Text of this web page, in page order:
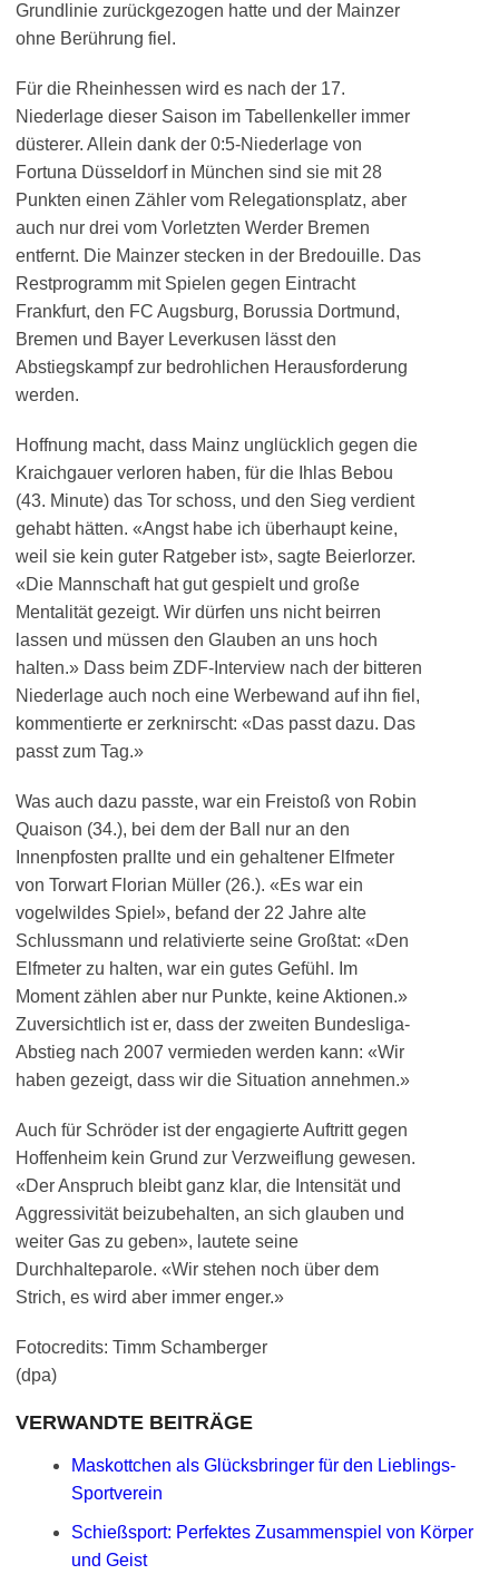
Grundlinie zurückgezogen hatte und der Mainzer
ohne Berührung fiel.
Für die Rheinhessen wird es nach der 17.
Niederlage dieser Saison im Tabellenkeller immer
düsterer. Allein dank der 0:5-Niederlage von
Fortuna Düsseldorf in München sind sie mit 28
Punkten einen Zähler vom Relegationsplatz, aber
auch nur drei vom Vorletzten Werder Bremen
entfernt. Die Mainzer stecken in der Bredouille. Das
Restprogramm mit Spielen gegen Eintracht
Frankfurt, den FC Augsburg, Borussia Dortmund,
Bremen und Bayer Leverkusen lässt den
Abstiegskampf zur bedrohlichen Herausforderung
werden.
Hoffnung macht, dass Mainz unglücklich gegen die
Kraichgauer verloren haben, für die Ihlas Bebou
(43. Minute) das Tor schoss, und den Sieg verdient
gehabt hätten. «Angst habe ich überhaupt keine,
weil sie kein guter Ratgeber ist», sagte Beierlorzer.
«Die Mannschaft hat gut gespielt und große
Mentalität gezeigt. Wir dürfen uns nicht beirren
lassen und müssen den Glauben an uns hoch
halten.» Dass beim ZDF-Interview nach der bitteren
Niederlage auch noch eine Werbewand auf ihn fiel,
kommentierte er zerknirscht: «Das passt dazu. Das
passt zum Tag.»
Was auch dazu passte, war ein Freistoß von Robin
Quaison (34.), bei dem der Ball nur an den
Innenpfosten prallte und ein gehaltener Elfmeter
von Torwart Florian Müller (26.). «Es war ein
vogelwildes Spiel», befand der 22 Jahre alte
Schlussmann und relativierte seine Großtat: «Den
Elfmeter zu halten, war ein gutes Gefühl. Im
Moment zählen aber nur Punkte, keine Aktionen.»
Zuversichtlich ist er, dass der zweiten Bundesliga-
Abstieg nach 2007 vermieden werden kann: «Wir
haben gezeigt, dass wir die Situation annehmen.»
Auch für Schröder ist der engagierte Auftritt gegen
Hoffenheim kein Grund zur Verzweiflung gewesen.
«Der Anspruch bleibt ganz klar, die Intensität und
Aggressivität beizubehalten, an sich glauben und
weiter Gas zu geben», lautete seine
Durchhalteparole. «Wir stehen noch über dem
Strich, es wird aber immer enger.»
Fotocredits: Timm Schamberger
(dpa)
VERWANDTE BEITRÄGE
Maskottchen als Glücksbringer für den Lieblings-
Sportverein
Schießsport: Perfektes Zusammenspiel von Körper
und Geist